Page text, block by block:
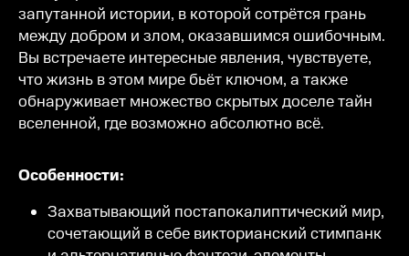
запутанной истории, в которой сотрётся грань
между добром и злом, оказавшимся ошибочным.
Вы встречаете интересные явления, чувствуете,
что жизнь в этом мире бьёт ключом, а также
обнаруживает множество скрытых доселе тайн
вселенной, где возможно абсолютно всё.
Особенности:
Захватывающий постапокалиптический мир,
сочетающий в себе викторианский стимпанк